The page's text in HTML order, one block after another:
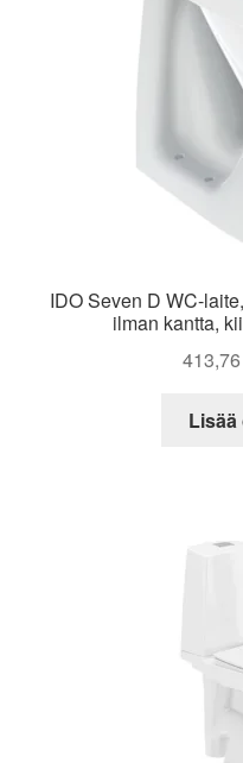
IDO Seven D WC-
ilman kantta,
413,76